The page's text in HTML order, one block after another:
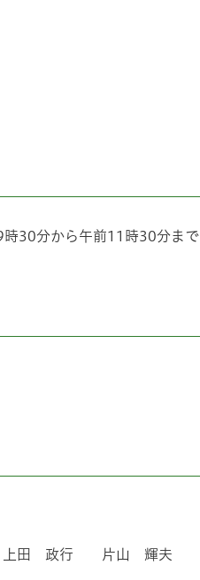
30分から午前11時30分まで
田 政行 片山 輝夫